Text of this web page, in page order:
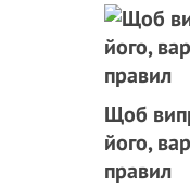
Щоб
його,
правил